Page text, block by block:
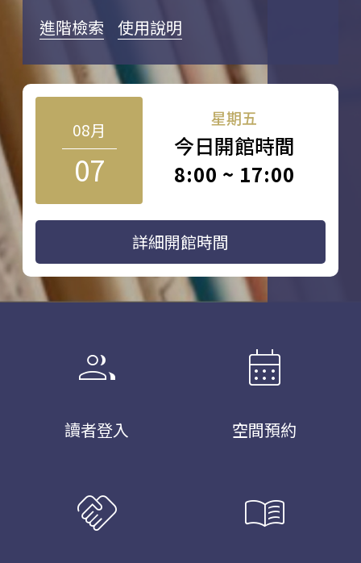
進階檢索 使用說明
08月
07
星期五
今日開館時間
8:00 ~ 17:00
詳細開館時間
group
讀者登入
calendar_month
空間預約
handshake menu_book